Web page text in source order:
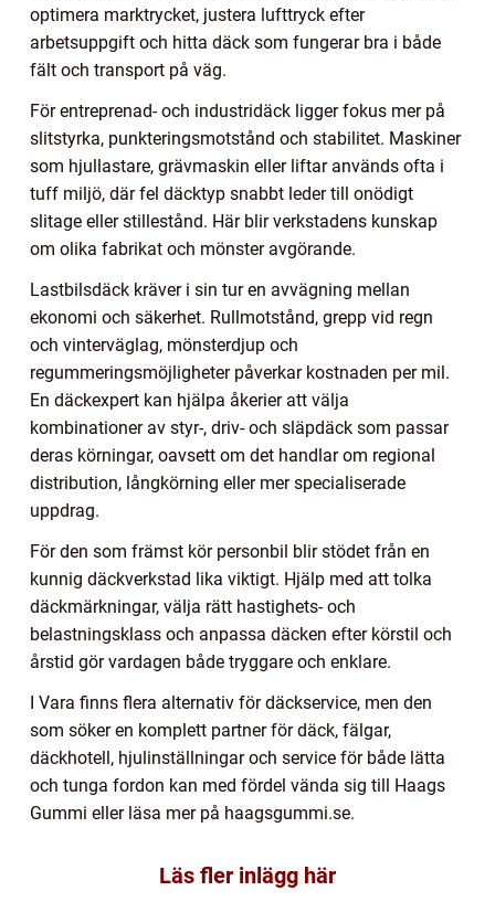
optimera marktrycket, justera lufttryck efter
arbetsuppgift och hitta däck som fungerar bra i både
fält och transport på väg.
För entreprenad- och industridäck ligger fokus mer på
slitstyrka, punkteringsmotstånd och stabilitet. Maskiner
som hjullastare, grävmaskin eller liftar används ofta i
tuff miljö, där fel däcktyp snabbt leder till onödigt
slitage eller stillestånd. Här blir verkstadens kunskap
om olika fabrikat och mönster avgörande.
Lastbilsdäck kräver i sin tur en avvägning mellan
ekonomi och säkerhet. Rullmotstånd, grepp vid regn
och vinterväglag, mönsterdjup och
regummeringsmöjligheter påverkar kostnaden per mil.
En däckexpert kan hjälpa åkerier att välja
kombinationer av styr-, driv- och släpdäck som passar
deras körningar, oavsett om det handlar om regional
distribution, långkörning eller mer specialiserade
uppdrag.
För den som främst kör personbil blir stödet från en
kunnig däckverkstad lika viktigt. Hjälp med att tolka
däckmärkningar, välja rätt hastighets- och
belastningsklass och anpassa däcken efter körstil och
årstid gör vardagen både tryggare och enklare.
I Vara finns flera alternativ för däckservice, men den
som söker en komplett partner för däck, fälgar,
däckhotell, hjulinställningar och service för både lätta
och tunga fordon kan med fördel vända sig till Haags
Gummi eller läsa mer på haagsgummi.se.
Läs fler inlägg här